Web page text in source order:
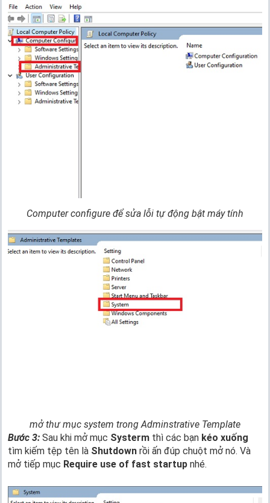
Computer configure để sửa lỗi tự động bật máy tính
mở thư mục system trong Adminstrative Template
Bước 3: Sau khi mở mục Systerm thì các bạn kéo xuống
tìm kiếm tệp tên là Shutdown rồi ấn đúp chuột mở nó. Và
mở tiếp mục Require use of fast startup nhé.